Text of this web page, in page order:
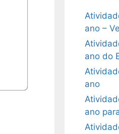
ano –
ano do
ano
ano